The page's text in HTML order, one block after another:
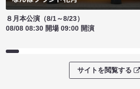
８月本公演（8/1～8/23）
08/08 08:30 開場 09:00 開演
サイトを閲覧する